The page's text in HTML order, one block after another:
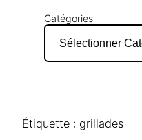
Catégories
Étiquette : grillades